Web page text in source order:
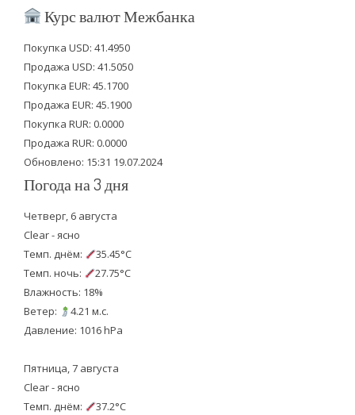
i
t
e
r
c
b
o
o
k
u
u
b
e
Курс валют Межбанка
Покупка USD: 41.4950
Продажа USD: 41.5050
Покупка EUR: 45.1700
Продажа EUR: 45.1900
Покупка RUR: 0.0000
Продажа RUR: 0.0000
Обновлено: 15:31 19.07.2024
Погода на 3 дня
Четверг, 6 августа
Clear - ясно
Темп. днём:
35.45°C
Темп. ночь:
27.75°C
Влажность: 18%
Ветер:
4.21 м.с.
Давление: 1016 hPa
Пятница, 7 августа
Clear - ясно
Темп. днём:
37.2°C